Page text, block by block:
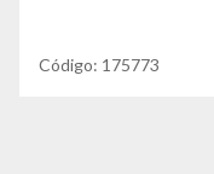
Código: 175773